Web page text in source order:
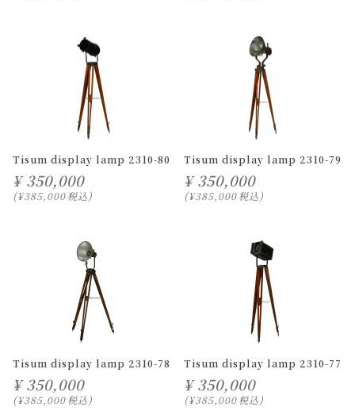
Tisum display lamp 2310-80
¥ 350,000
¥385,000税込
Tisum display lamp 2310-79
¥ 350,000
¥385,000税込
Tisum display lamp 2310-78
¥ 350,000
¥385,000税込
Tisum display lamp 2310-77
¥ 350,000
¥385,000税込